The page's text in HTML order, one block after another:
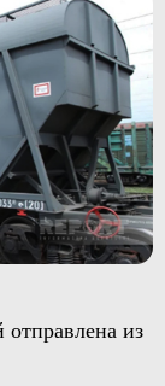
отправлена из